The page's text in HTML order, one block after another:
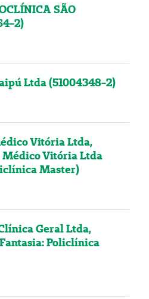
SÃO
2)
Ltda (51004348-2)
Vitória Ltda,
Médico Vitória Ltda
Master)
Geral Ltda,
Policlínica